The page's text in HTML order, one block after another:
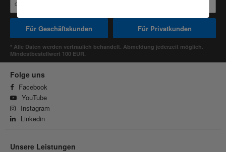
Für Geschäftskunden Für Privatkunden
* Alle Daten werden vertraulich behandelt. Abmeldung jederzeit möglich.
Mindestbestellwert 100 EUR.
Folge uns
Facebook
YouTube
Instagram
Linkedin
Unsere Leistungen